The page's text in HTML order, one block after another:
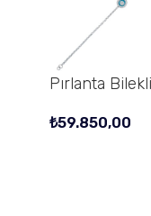
Pırlanta
₺59.850,00